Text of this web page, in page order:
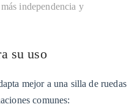
independencia y
su uso
mejor a una silla de ruedas
comunes: